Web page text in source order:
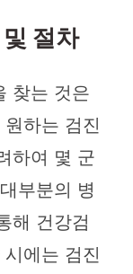
절차
찾는 것은
하는 검진
하여 몇 군
부분의 병
해 건강검
에는 검진